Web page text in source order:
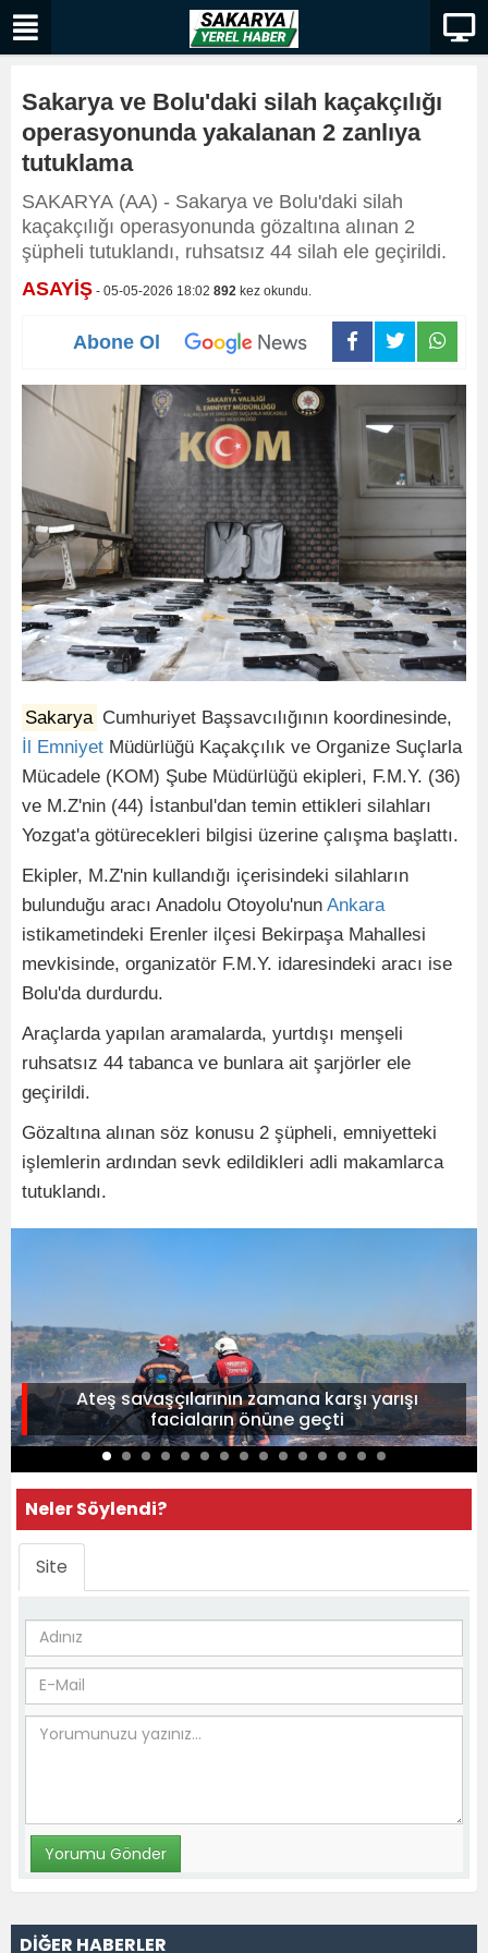
Sakarya ve Bolu'daki silah kaçakçılığı
operasyonunda yakalanan 2 zanlıya
tutuklama
​​​​​​​SAKARYA (AA) - Sakarya ve Bolu'daki silah
kaçakçılığı operasyonunda gözaltına alınan 2
şüpheli tutuklandı, ruhsatsız 44 silah ele geçirildi.
ASAYİŞ - 05-05-2026 18:02 892 kez okundu.
Abone Ol
Sakarya Cumhuriyet Başsavcılığının koordinesinde,
İl Emniyet Müdürlüğü Kaçakçılık ve Organize Suçlarla
Mücadele (KOM) Şube Müdürlüğü ekipleri, F.M.Y. (36)
ve M.Z'nin (44) İstanbul'dan temin ettikleri silahları
Yozgat'a götürecekleri bilgisi üzerine çalışma başlattı.
Ekipler, M.Z'nin kullandığı içerisindeki silahların
bulunduğu aracı Anadolu Otoyolu'nun Ankara
istikametindeki Erenler ilçesi Bekirpaşa Mahallesi
mevkisinde, organizatör F.M.Y. idaresindeki aracı ise
Bolu'da durdurdu.
Araçlarda yapılan aramalarda, yurtdışı menşeli
ruhsatsız 44 tabanca ve bunlara ait şarjörler ele
geçirildi.
Gözaltına alınan söz konusu 2 şüpheli, emniyetteki
işlemlerin ardından sevk edildikleri adli makamlarca
tutuklandı.
Ateş savaşçılarının zamana karşı yarışı
faciaların önüne geçti
Neler Söylendi?
Site
DİĞER HABERLER